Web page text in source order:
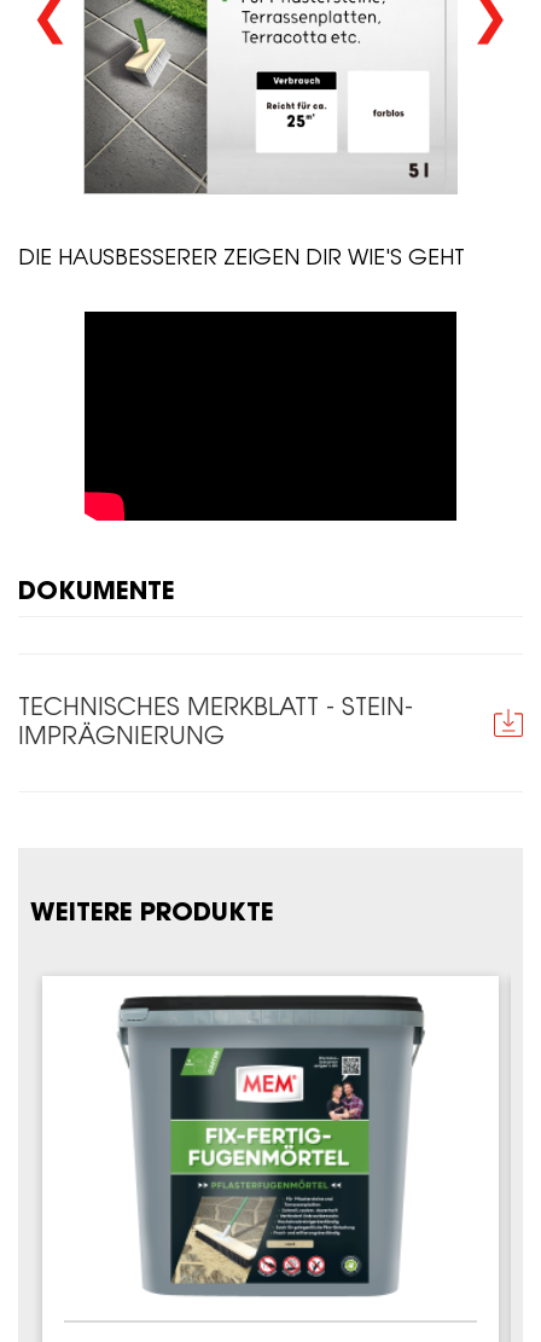
❮ ❯
DIE HAUSBESSERER ZEIGEN DIR WIE'S GEHT
DOKUMENTE
TECHNISCHES MERKBLATT - STEIN-
IMPRÄGNIERUNG
WEITERE PRODUKTE